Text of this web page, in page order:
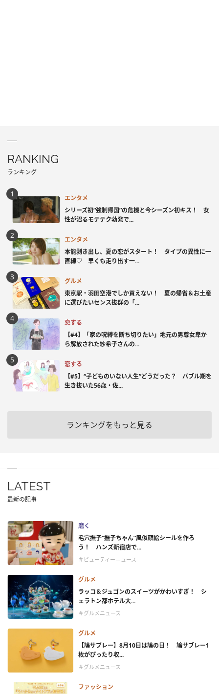
RANKING
ランキング
エンタメ
シリーズ初“強制帰国”の危機と今シーズン初キス！ 女
性が沼るモテテク勃発で...
エンタメ
本能剥き出し、夏の恋がスタート！ タイプの異性に一
直線♡ 早くも走り出す一...
グルメ
東京駅・羽田空港でしか買えない！ 夏の帰省＆お土産
に選びたいセンス抜群の「...
恋する
【#4】「家の呪縛を断ち切りたい」地元の男尊女卑か
ら解放された紗希子さんの...
恋する
【#5】“子どものいない人生”どうだった？ バブル期を
生き抜いた56歳・佐...
ランキングをもっと見る
LATEST
最新の記事
磨く
毛穴撫子“撫子ちゃん”風似顔絵シールを作ろ
う！ ハンズ新宿店で...
＃ビューティーニュース
グルメ
ラッコ＆ジュゴンのスイーツがかわいすぎ！ シ
ェラトン都ホテル大...
＃グルメニュース
グルメ
【鳩サブレー】8月10日は鳩の日！ 鳩サブレー1
枚がぴったり収...
＃グルメニュース
ファッション